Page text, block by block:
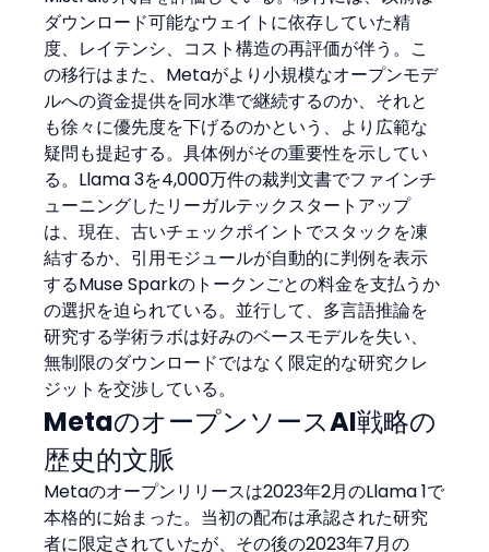
ダウンロード可能なウェイトに依存していた精
度、レイテンシ、コスト構造の再評価が伴う。こ
の移行はまた、Metaがより小規模なオープンモデ
ルへの資金提供を同水準で継続するのか、それと
も徐々に優先度を下げるのかという、より広範な
疑問も提起する。具体例がその重要性を示してい
る。Llama 3を4,000万件の裁判文書でファインチ
ューニングしたリーガルテックスタートアップ
は、現在、古いチェックポイントでスタックを凍
結するか、引用モジュールが自動的に判例を表示
するMuse Sparkのトークンごとの料金を支払うか
の選択を迫られている。並行して、多言語推論を
研究する学術ラボは好みのベースモデルを失い、
無制限のダウンロードではなく限定的な研究クレ
ジットを交渉している。
MetaのオープンソースAI戦略の
歴史的文脈
Metaのオープンリリースは2023年2月のLlama 1で
本格的に始まった。当初の配布は承認された研究
者に限定されていたが、その後の2023年7月の